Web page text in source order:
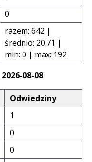
0
razem: 642 |
średnio: 20.71 |
min: 0 | max: 192
08-08
Odwiedziny
1
0
0